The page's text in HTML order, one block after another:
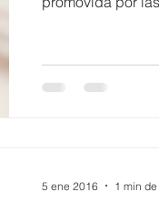
5 ene 2016 1 min